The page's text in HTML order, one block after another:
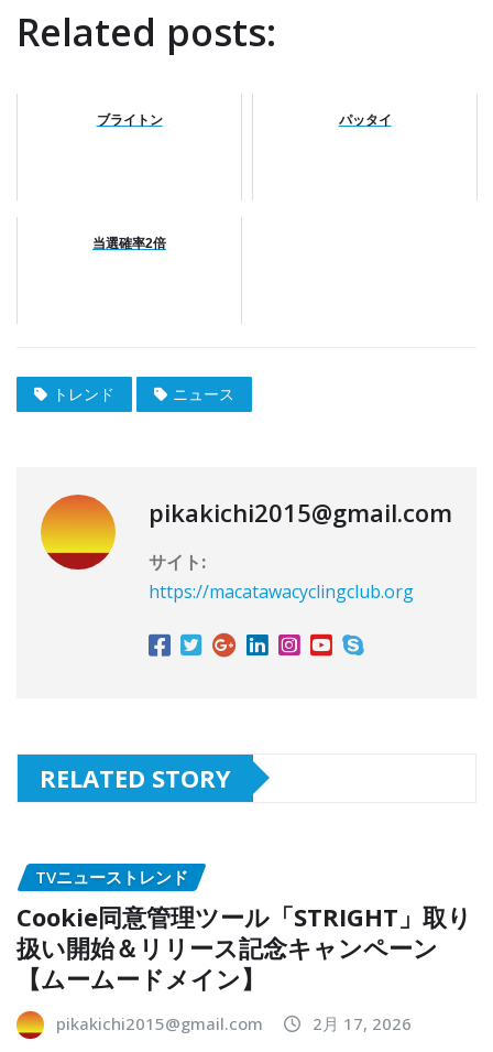
Related posts:
ブライトン パッタイ
当選確率2倍
トレンド ニュース
pikakichi2015@gmail.com
サイト:
https://macatawacyclingclub.org
RELATED STORY
TVニューストレンド
Cookie同意管理ツール「STRIGHT」取り
扱い開始＆リリース記念キャンペーン
【ムームードメイン】
pikakichi2015@gmail.com 2月 17, 2026